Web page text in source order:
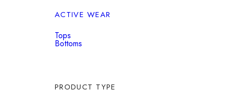
ACTIVE WEAR
Tops
Bottoms
PRODUCT TYPE